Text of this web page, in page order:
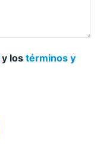
y los términos y